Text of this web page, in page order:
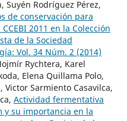
Suyén Rodríguez Pérez,
de conservación para
2011 en la Colección
de la Sociedad
Vol. 34 Núm. 2 (2014)
Rychtera, Karel
Elena Quillama Polo,
Victor Sarmiento Casavilca,
Actividad fermentativa
y su importancia en la